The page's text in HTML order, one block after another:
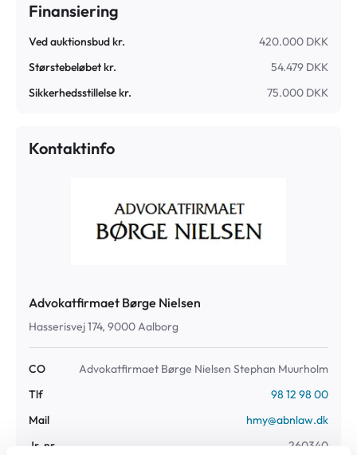
Finansiering
Ved auktionsbud kr.
420.000 DKK
Størstebeløbet kr.
54.479 DKK
Sikkerhedsstillelse kr.
75.000 DKK
Kontaktinfo
Advokatfirmaet Børge Nielsen
Hasserisvej 174, 9000 Aalborg
CO
Advokatfirmaet Børge Nielsen Stephan Muurholm
Tlf
98 12 98 00
Mail
hmy@abnlaw.dk
Jr. nr
260340